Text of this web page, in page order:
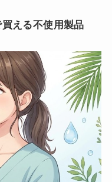
える不使用製品